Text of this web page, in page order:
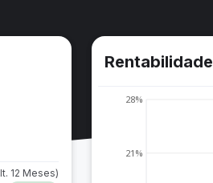
12 Meses)
Rentabilidade
21%
28%